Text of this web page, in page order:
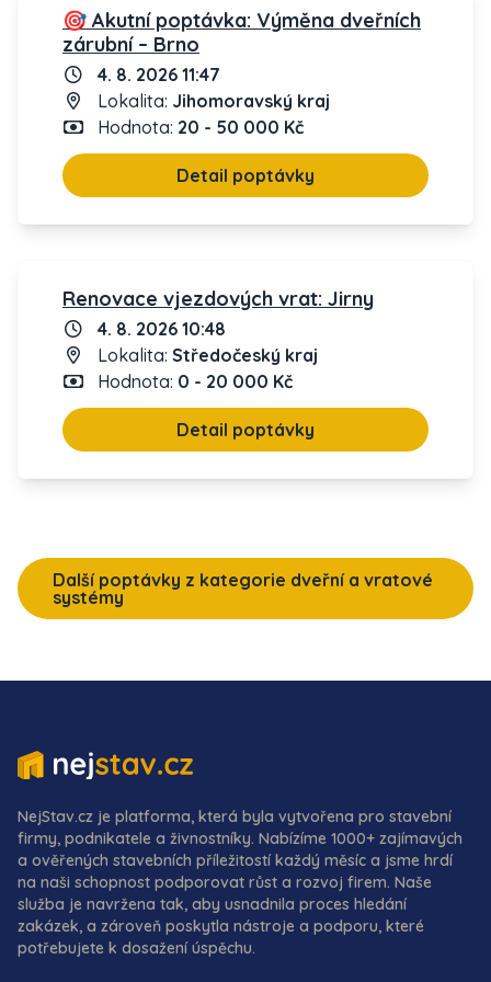
🎯 Akutní poptávka: Výměna dveřních
zárubní – Brno
4. 8. 2026 11:47
Lokalita: Jihomoravský kraj
Hodnota: 20 - 50 000 Kč
Detail poptávky
Renovace vjezdových vrat: Jirny
4. 8. 2026 10:48
Lokalita: Středočeský kraj
Hodnota: 0 - 20 000 Kč
Detail poptávky
Další poptávky z kategorie dveřní a vratové
systémy
NejStav.cz je platforma, která byla vytvořena pro stavební
firmy, podnikatele a živnostníky. Nabízíme 1000+ zajímavých
a ověřených stavebních příležitostí každý měsíc a jsme hrdí
na naši schopnost podporovat růst a rozvoj firem. Naše
služba je navržena tak, aby usnadnila proces hledání
zakázek, a zároveň poskytla nástroje a podporu, které
potřebujete k dosažení úspěchu.